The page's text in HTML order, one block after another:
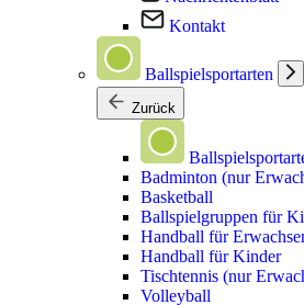
Kontakt
Ballspielsportarten
Zurück
Badminton (nur
Basketball
Ballspielgruppen für
Handball für
Handball für Kinder
Tischtennis (nur
Volleyball